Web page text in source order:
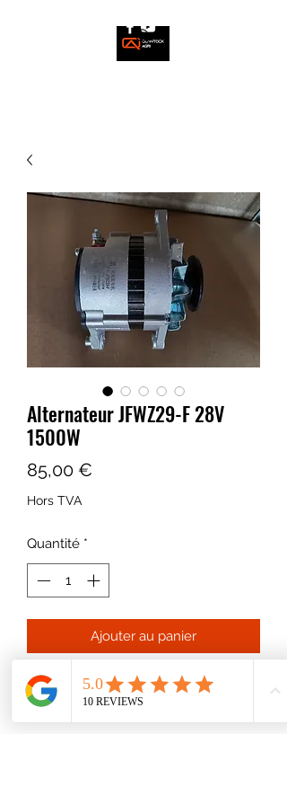
Alternateur JFWZ29-F 28V
1500W
85,00 €
Hors TVA
Quantité *
Ajouter au panier
Alternateur réf. JFWZ29-F 28V
1500W